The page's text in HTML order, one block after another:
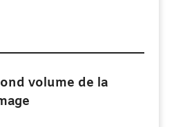
volume de la